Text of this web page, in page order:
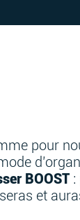
pour
BOOST
et